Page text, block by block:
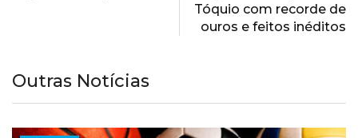
Tóquio com recorde de
ouros e feitos inéditos
Outras Notícias